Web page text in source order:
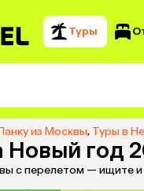
Туры
из Москвы, Туры в
Новый год
с перелетом — ищите